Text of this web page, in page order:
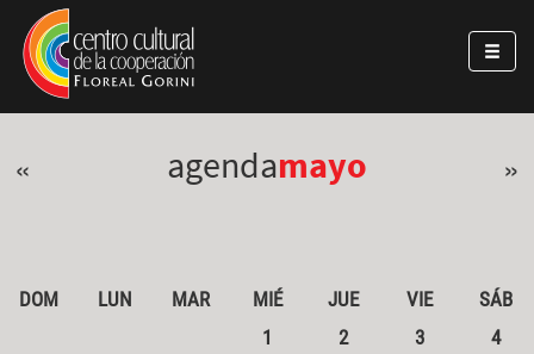
Pasar al contenido principal
Jump to main content
« agendamayo »
DOM LUN MAR MIÉ JUE VIE
SÁB
1
2 3
4